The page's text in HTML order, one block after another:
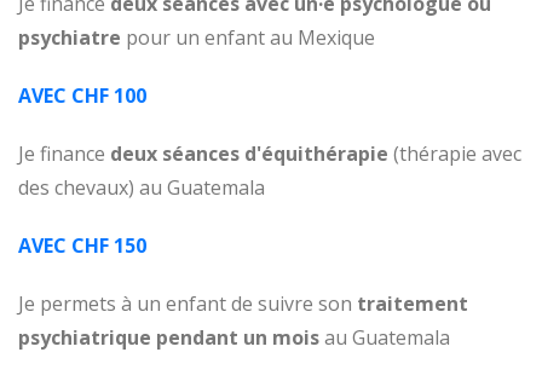
psychiatre pour un enfant au Mexique
AVEC CHF 100
Je finance deux séances d'équithérapie (thérapie avec
des chevaux) au Guatemala
AVEC CHF 150
Je permets à un enfant de suivre son traitement
psychiatrique pendant un moisau Guatemala